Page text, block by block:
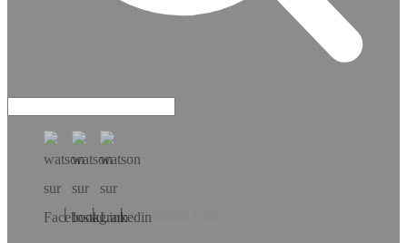
Téléchargez l’app!